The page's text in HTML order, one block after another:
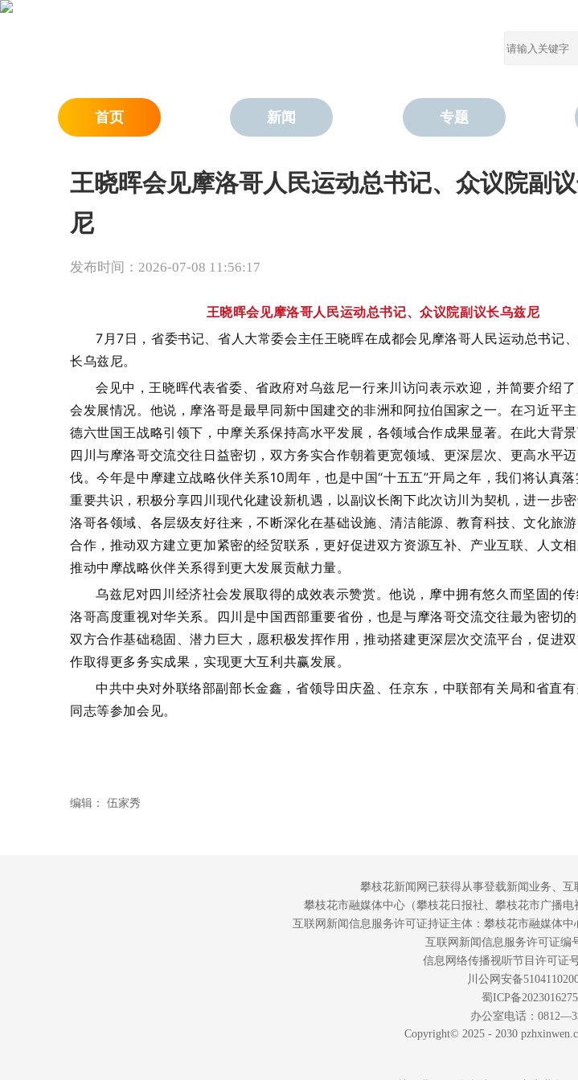
首页 新闻 专题
王晓晖会见摩洛哥人民运动总书记、众议院副
尼
发布时间：2026-07-08 11:56:17
王晓晖会见摩洛哥人民运动总书记、众议院副议长乌兹尼
7月7日，省委书记、省人大常委会主任王晓晖在成都会见摩洛哥人民运动总书记
长乌兹尼。
会见中，王晓晖代表省委、省政府对乌兹尼一行来川访问表示欢迎，并简要介绍
会发展情况。他说，摩洛哥是最早同新中国建交的非洲和阿拉伯国家之一。在习近平
德六世国王战略引领下，中摩关系保持高水平发展，各领域合作成果显著。在此大背
四川与摩洛哥交流交往日益密切，双方务实合作朝着更宽领域、更深层次、更高水平
伐。今年是中摩建立战略伙伴关系10周年，也是中国“十五五”开局之年，我们将认真
重要共识，积极分享四川现代化建设新机遇，以副议长阁下此次访川为契机，进一步
洛哥各领域、各层级友好往来，不断深化在基础设施、清洁能源、教育科技、文化旅
合作，推动双方建立更加紧密的经贸联系，更好促进双方资源互补、产业互联、人文
推动中摩战略伙伴关系得到更大发展贡献力量。
乌兹尼对四川经济社会发展取得的成效表示赞赏。他说，摩中拥有悠久而坚固的
洛哥高度重视对华关系。四川是中国西部重要省份，也是与摩洛哥交流交往最为密切的
双方合作基础稳固、潜力巨大，愿积极发挥作用，推动搭建更深层次交流平台，促进
作取得更多务实成果，实现更大互利共赢发展。
中共中央对外联络部副部长金鑫，省领导田庆盈、任京东，中联部有关局和省直
同志等参加会见。
编辑： 伍家秀
攀枝花新闻网已获得从事登载新闻业务、
攀枝花市融媒体中心（攀枝花日报社、攀枝花市广播
互联网新闻信息服务许可证持证主体：攀枝花市融媒体中
互联网新闻信息服务许可证编
信息网络传播视听节目许可证
川公网安备
蜀ICP备
办公室电话：
Copyright© 2025 - 2030